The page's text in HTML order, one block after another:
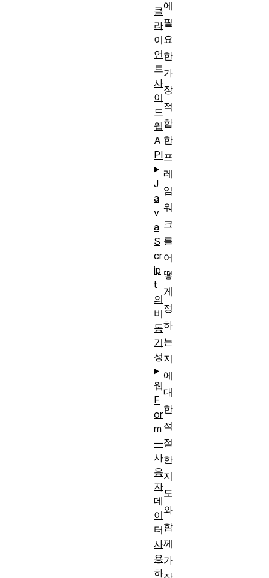
에
필
요
한
가
장
적
합
한
프
레
임
워
크
를
어
떻
게
정
하
는
지
에
대
한
적
절
한
지
도
와
함
께
가
클
라
이
언
트
사
이
드
웹
A
PI
J
a
v
a
S
cr
ip
t
의
비
동
기
성
웹
F
or
m
—
사
용
자
데
이
터
사
용
하